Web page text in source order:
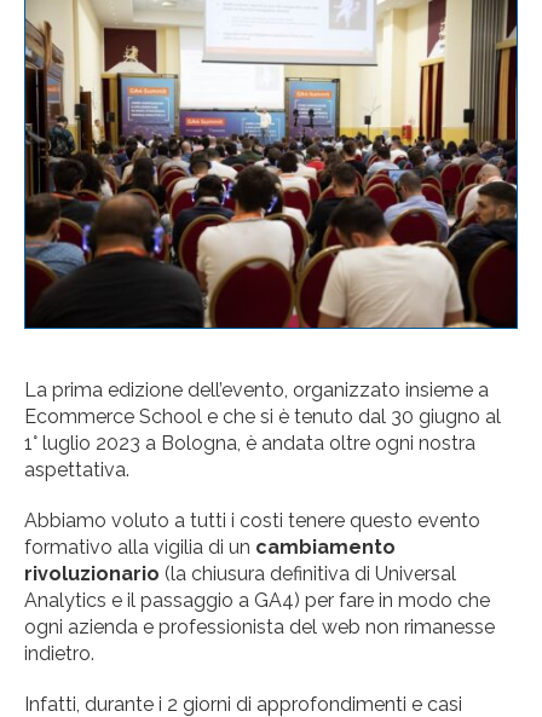
La prima edizione dell’evento, organizzato insieme a
Ecommerce School e che si è tenuto dal 30 giugno al
1° luglio 2023 a Bologna, è andata oltre ogni nostra
aspettativa.
Abbiamo voluto a tutti i costi tenere questo evento
formativo alla vigilia di un cambiamento
rivoluzionario (la chiusura definitiva di Universal
Analytics e il passaggio a GA4) per fare in modo che
ogni azienda e professionista del web non rimanesse
indietro.
Infatti, durante i 2 giorni di approfondimenti e casi